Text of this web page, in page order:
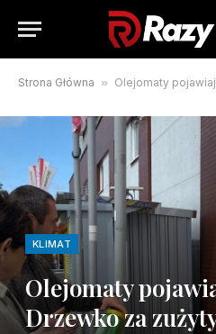
Strona Główna » Olejomaty pojawiają się
KLIMAT
Olejomaty
Drzewko za